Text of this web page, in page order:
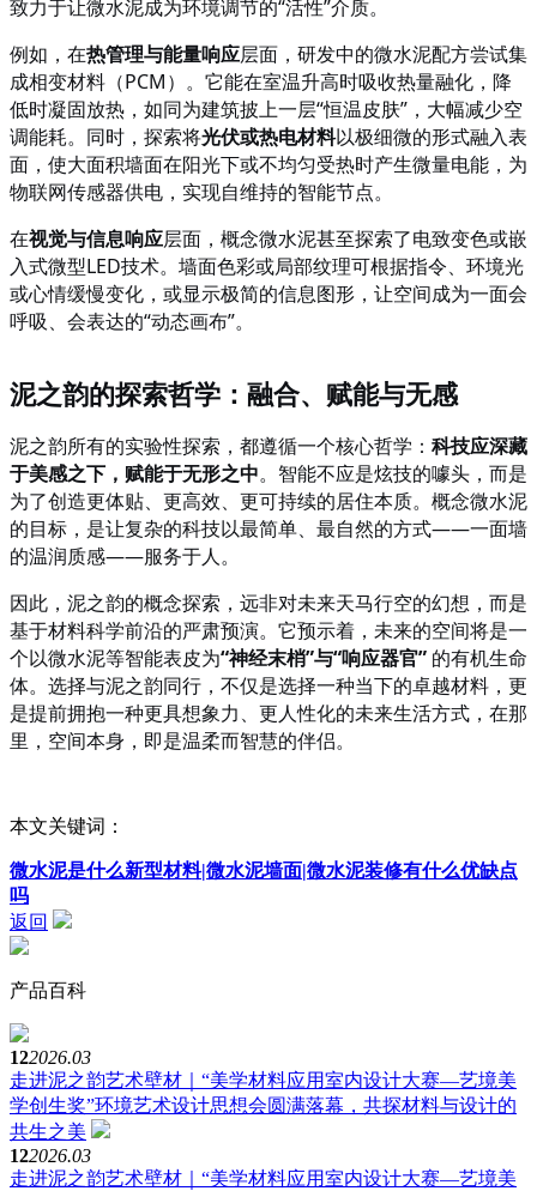
致力于让微水泥成为环境调节的“活性”介质。
例如，在热管理与能量响应层面，研发中的微水泥配方尝试集
成相变材料（PCM）。它能在室温升高时吸收热量融化，降
低时凝固放热，如同为建筑披上一层“恒温皮肤”，大幅减少空
调能耗。同时，探索将光伏或热电材料以极细微的形式融入表
面，使大面积墙面在阳光下或不均匀受热时产生微量电能，为
物联网传感器供电，实现自维持的智能节点。
在视觉与信息响应层面，概念微水泥甚至探索了电致变色或嵌
入式微型LED技术。墙面色彩或局部纹理可根据指令、环境光
或心情缓慢变化，或显示极简的信息图形，让空间成为一面会
呼吸、会表达的“动态画布”。
泥之韵的探索哲学：融合、赋能与无感
泥之韵所有的实验性探索，都遵循一个核心哲学： 科技应深藏
于美感之下，赋能于无形之中。智能不应是炫技的噱头，而是
为了创造更体贴、更高效、更可持续的居住本质。概念微水泥
的目标，是让复杂的科技以最简单、最自然的方式——一面墙
的温润质感——服务于人。
因此，泥之韵的概念探索，远非对未来天马行空的幻想，而是
基于材料科学前沿的严肃预演。它预示着，未来的空间将是一
个以微水泥等智能表皮为“神经末梢”与“响应器官” 的有机生命
体。选择与泥之韵同行，不仅是选择一种当下的卓越材料，更
是提前拥抱一种更具想象力、更人性化的未来生活方式，在那
里，空间本身，即是温柔而智慧的伴侣。
本文关键词：
微水泥是什么新型材料|微水泥墙面|微水泥装修有什么优缺点
吗
返回
产品百科
122026.03
走进泥之韵艺术壁材｜“美学材料应用室内设计大赛—艺境美
学创生奖”环境艺术设计思想会圆满落幕，共探材料与设计的
共生之美
122026.03
走进泥之韵艺术壁材｜“美学材料应用室内设计大赛—艺境美